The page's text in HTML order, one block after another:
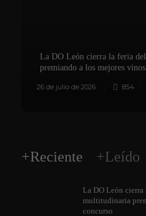
La DO León cierra la feria
premiando a los mejores
26 de julio de 2026 854
+Reciente +Leído
La DO León
multitudinaria
concurso